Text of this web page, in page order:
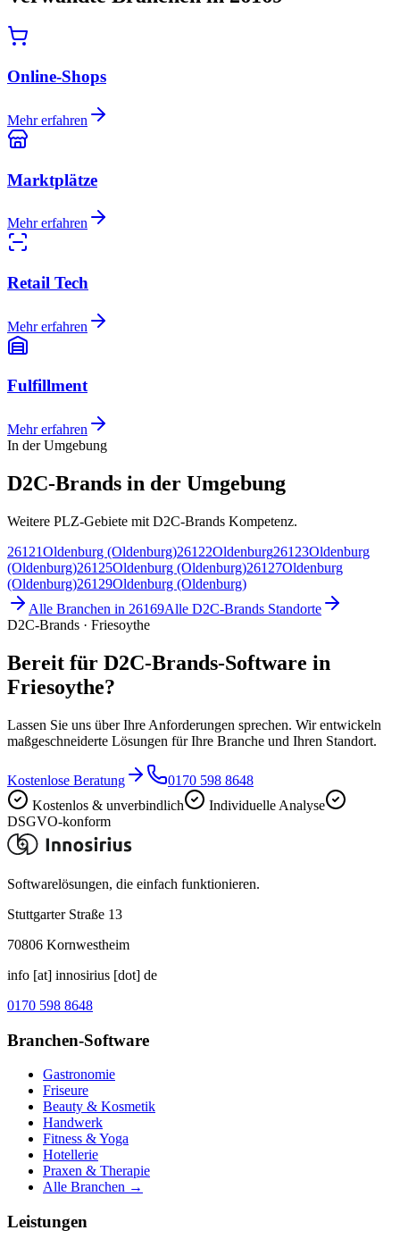
Online-Shops
Mehr erfahren
Marktplätze
Mehr erfahren
Retail Tech
Mehr erfahren
Fulfillment
Mehr erfahren
In der Umgebung
D2C-Brands in der Umgebung
Weitere PLZ-Gebiete mit D2C-Brands Kompetenz.
26121Oldenburg (Oldenburg)26122Oldenburg26123Oldenburg
(Oldenburg)26125Oldenburg (Oldenburg)26127Oldenburg
(Oldenburg)26129Oldenburg (Oldenburg)
Alle Branchen in 26169Alle D2C-Brands Standorte
D2C-Brands · Friesoythe
Bereit für D2C-Brands-Software in
Friesoythe?
Lassen Sie uns über Ihre Anforderungen sprechen. Wir entwickeln
maßgeschneiderte Lösungen für Ihre Branche und Ihren Standort.
Kostenlose Beratung
0170 598 8648
Kostenlos & unverbindlich
Individuelle Analyse
DSGVO-konform
Softwarelösungen, die einfach funktionieren.
Stuttgarter Straße 13
70806 Kornwestheim
info [at] innosirius [dot] de
0170 598 8648
Branchen-Software
Gastronomie
Friseure
Beauty & Kosmetik
Handwerk
Fitness & Yoga
Hotellerie
Praxen & Therapie
Alle Branchen →
Leistungen